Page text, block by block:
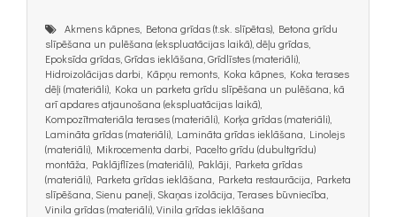
Akmens kāpnes, Betona grīdas (t.sk. slīpētas), Betona grīdu
slīpēšana un pulēšana (ekspluatācijas laikā), dēļu grīdas,
Epoksīda grīdas, Grīdas ieklāšana, Grīdlīstes (materiāli),
Hidroizolācijas darbi, Kāpņu remonts, Koka kāpnes, Koka terases
dēļi (materiāli), Koka un parketa grīdu slīpēšana un pulēšana, kā
arī apdares atjaunošana (ekspluatācijas laikā),
Kompozītmateriāla terases (materiāli), Korķa grīdas (materiāli),
Lamināta grīdas (materiāli), Lamināta grīdas ieklāšana, Linolejs
(materiāli), Mikrocementa darbi, Pacelto grīdu (dubultgrīdu)
montāža, Paklājflīzes (materiāli), Paklāji, Parketa grīdas
(materiāli), Parketa grīdas ieklāšana, Parketa restaurācija, Parketa
slīpēšana, Sienu paneļi, Skaņas izolācija, Terases būvniecība,
Vinila grīdas (materiāli), Vinila grīdas ieklāšana